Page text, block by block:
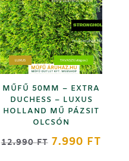
LUXUS TAVASZI (világos)
MŰFŰ 50MM – EXTRA
DUCHESS – LUXUS
HOLLAND MŰ PÁZSIT
OLCSÓN
12.990FT ORIGINAL
7.990 FT